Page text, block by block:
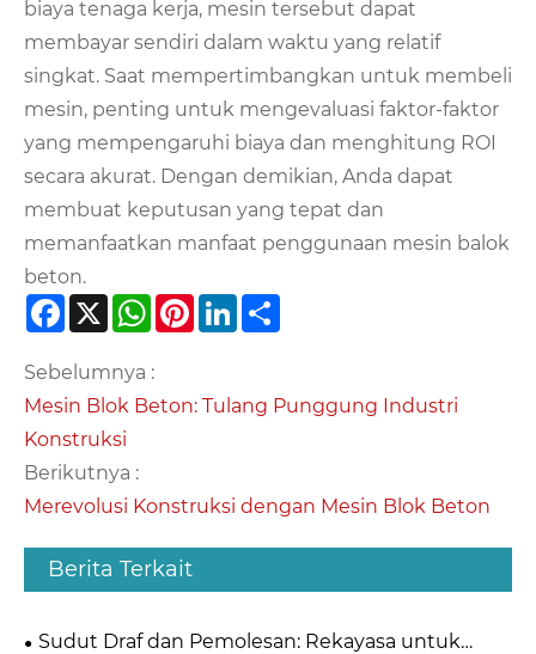
biaya tenaga kerja, mesin tersebut dapat
membayar sendiri dalam waktu yang relatif
singkat. Saat mempertimbangkan untuk membeli
mesin, penting untuk mengevaluasi faktor-faktor
yang mempengaruhi biaya dan menghitung ROI
secara akurat. Dengan demikian, Anda dapat
membuat keputusan yang tepat dan
memanfaatkan manfaat penggunaan mesin balok
beton.
Facebook
X WhatsApp
PinterestLinkedIn
Sebelumnya :
Mesin Blok Beton: Tulang Punggung Industri
Konstruksi
Berikutnya :
Merevolusi Konstruksi dengan Mesin Blok Beton
Berita Terkait
Sudut Draf dan Pemolesan: Rekayasa untuk